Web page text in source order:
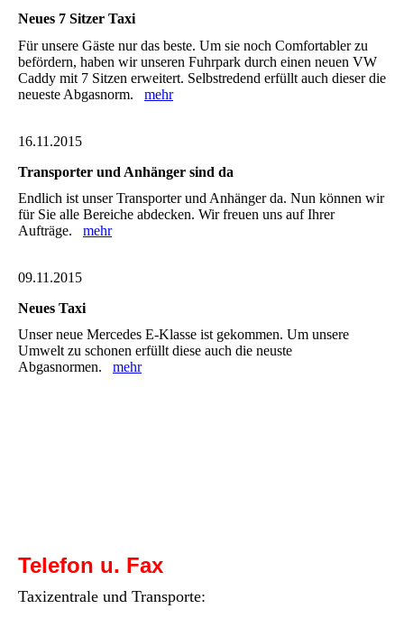
Neues 7 Sitzer Taxi
Für unsere Gäste nur das beste. Um sie noch Comfortabler zu
befördern, haben wir unseren Fuhrpark durch einen neuen VW
Caddy mit 7 Sitzen erweitert. Selbstredend erfüllt auch dieser die
neueste Abgasnorm. mehr
16.11.2015
Transporter und Anhänger sind da
Endlich ist unser Transporter und Anhänger da. Nun können wir
für Sie alle Bereiche abdecken. Wir freuen uns auf Ihrer
Aufträge. mehr
09.11.2015
Neues Taxi
Unser neue Mercedes E-Klasse ist gekommen. Um unsere
Umwelt zu schonen erfüllt diese auch die neuste
Abgasnormen. mehr
Telefon u. Fax
Taxizentrale und Transporte: